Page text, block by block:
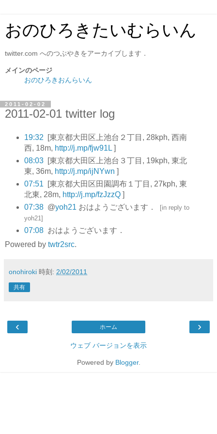
おのひろきたいむらいん
twitter.com へのつぶやきをアーカイブします．
メインのページ
おのひろきおんらいん
2011-02-02
2011-02-01 twitter log
19:32
[東京都大田区上池台２丁目, 28kph, 西南
西, 18m, http://j.mp/fjw91L]
08:03
[東京都大田区上池台３丁目, 19kph, 東北
東, 36m, http://j.mp/ijNYwn ]
07:51
[東京都大田区田園調布１丁目, 27kph, 東
北東, 28m, http://j.mp/fzJzzQ]
07:38 @yoh21 おはようございます． [in reply to
yoh21 ]
07:08 おはようございます．
Powered by twtr2src.
onohiroki 時刻: 2/02/2011
共有
‹ ›
ホーム
ウェブ バージョンを表示
Powered by Blogger.